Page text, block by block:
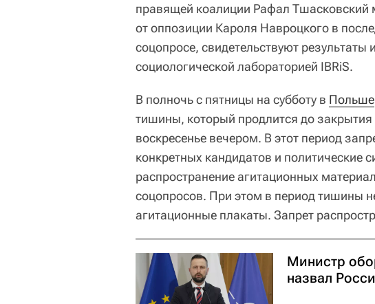
правящей коалиции Рафал Тшасковский
от оппозиции Кароля Навроцкого в
соцопросе, свидетельствуют результаты
социологической лабораторией IBRiS.
В полночь с пятницы на субботу в Польше
тишины, который продлится до закрытия
воскресенье вечером. В этот период
конкретных кандидатов и политические
распространение агитационных
соцопросов. При этом в период тишины
агитационные плакаты. Запрет
Министр
назвал